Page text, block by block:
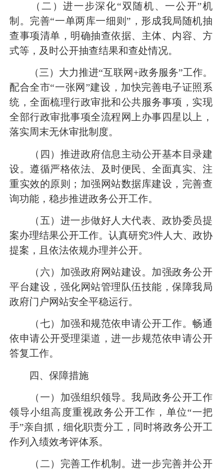
（二）进一步深化“双随机、一公开”机
制。完善“一单两库一细则”，形成我局随机抽
查事项清单，明确抽查依据、主体、内容、方
式等，及时公开抽查结果和查处情况。
（三）大力推进“互联网+政务服务”工作。
配合全市“一张网”建设，加快完善电子证照系
统，全面梳理行政审批和公共服务事项，实现
全部行政审批事项全流程网上办事四星以上，
落实周末无休审批制度。
（四）推进政府信息主动公开基本目录建
设。遵循严格依法、及时便民、全面真实、注
重实效的原则；加强网站数据库建设，完善查
询功能，稳步推进政务公开工作。
（五）进一步做好人大代表、政协委员提
案办理结果公开工作。认真研究3件人大、政协
提案，且依法依规办理并公开。
（六）加强政府网站建设。加强政务公开
平台建设，强化网站管理队伍技能，保障我局
政府门户网站安全平稳运行。
（七）加强和规范依申请公开工作。畅通
依申请公开受理渠道，进一步规范依申请公开
答复工作。
四、保障措施
（一）加强组织领导。我局政务公开工作
领导小组高度重视政务公开工作，单位“一把
手”亲自抓，细化职责分工，同时将政务公开工
作列入绩效考评体系。
（二）完善工作机制。进一步完善并公开